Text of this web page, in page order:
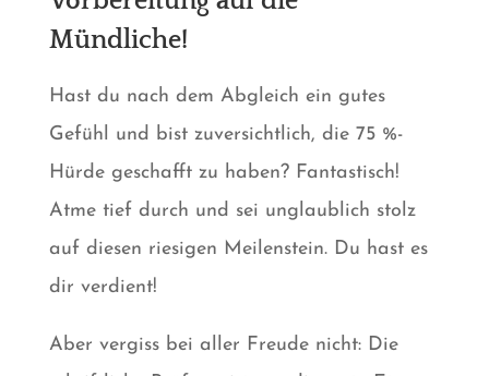
Mündliche!
Hast du nach dem Abgleich ein gutes
Gefühl und bist zuversichtlich, die 75 %-
Hürde geschafft zu haben? Fantastisch!
Atme tief durch und sei unglaublich stolz
auf diesen riesigen Meilenstein. Du hast es
dir verdient!
Aber vergiss bei aller Freude nicht: Die